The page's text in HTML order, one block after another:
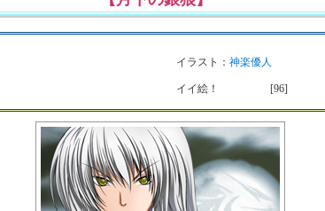
イラスト： 神楽優人
イイ絵！ [96]